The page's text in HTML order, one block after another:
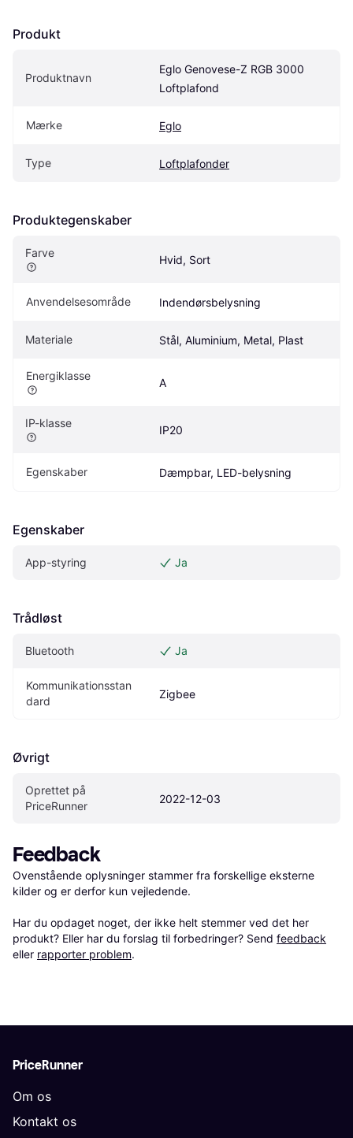
Produkt
Produktnavn
Eglo Genovese-Z RGB 3000
Loftplafond
Mærke Eglo
Type Loftplafonder
Produktegenskaber
Farve
Hvid, Sort
Anvendelsesområde Indendørsbelysning
Materiale Stål, Aluminium, Metal, Plast
Energiklasse
A
IP-klasse
IP20
Egenskaber Dæmpbar, LED-belysning
Egenskaber
App-styring Ja
Trådløst
Bluetooth Ja
Kommunikationsstan
dard
Zigbee
Øvrigt
Oprettet på
PriceRunner
2022-12-03
Feedback
Ovenstående oplysninger stammer fra forskellige eksterne
kilder og er derfor kun vejledende.
Har du opdaget noget, der ikke helt stemmer ved det her
produkt? Eller har du forslag til forbedringer? Send feedback
eller rapporter problem.
PriceRunner
Om os
Kontakt os